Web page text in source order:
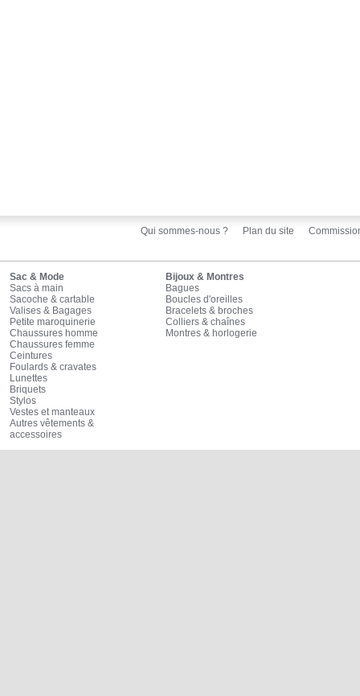
Qui sommes-nous ? Plan du site
Sac & Mode
Sacs à main
Sacoche & cartable
Valises & Bagages
Petite maroquinerie
Chaussures homme
Chaussures femme
Ceintures
Foulards & cravates
Lunettes
Briquets
Stylos
Vestes et manteaux
Autres vêtements &
accessoires
Bijoux & Montres
Bagues
Boucles d'oreilles
Bracelets & broches
Colliers & chaînes
Montres & horlogerie